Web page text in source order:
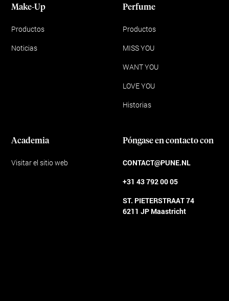
Make-Up
Productos
Noticias
Perfume
Productos
MISS YOU
WANT YOU
LOVE YOU
Historias
Academia
Visitar el sitio web
Póngase en contacto con
CONTACT@PUNE.NL
+31 43 792 00 05
ST. PIETERSTRAAT 74
6211 JP Maastricht